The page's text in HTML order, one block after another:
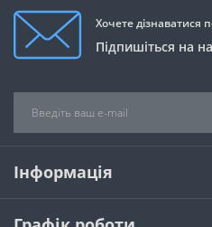
Хочете дізнаватися
Підпишіться на
Інформація